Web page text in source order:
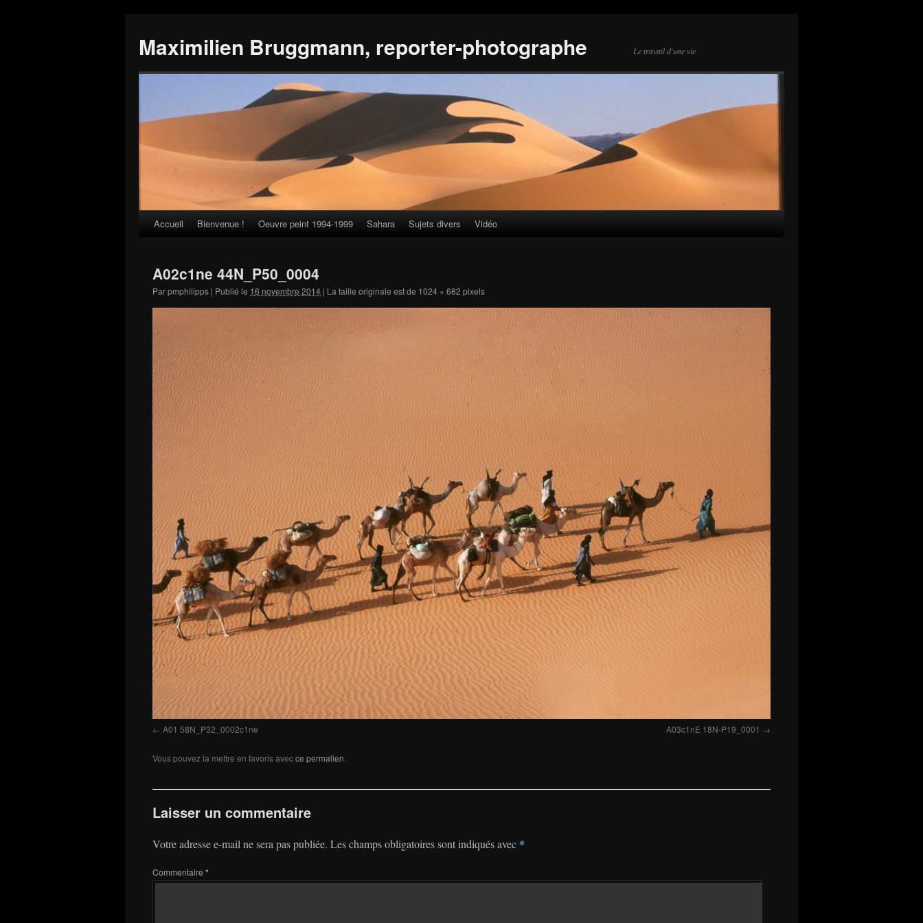
Maximilien Bruggmann, reporter-photographe Le travail d'une vie
Skip
content
Accueil Bienvenue ! Oeuvre peint 1994-1999 Sahara Sujets divers Vidéo
A02c1ne 44N_P50_0004
Parpmphilipps | Publié le 16 novembre 2014 | La taille originale est de 1024 × 682 pixels
A01 58N_P32_0002c1ne A03c1nE 18N-P19_0001
Vous pouvez la mettre en favoris avecce permalien.
Laisser un commentaire
Votre adresse e-mail ne sera pas publiée. Les champs obligatoires sont indiqués avec *
Commentaire *